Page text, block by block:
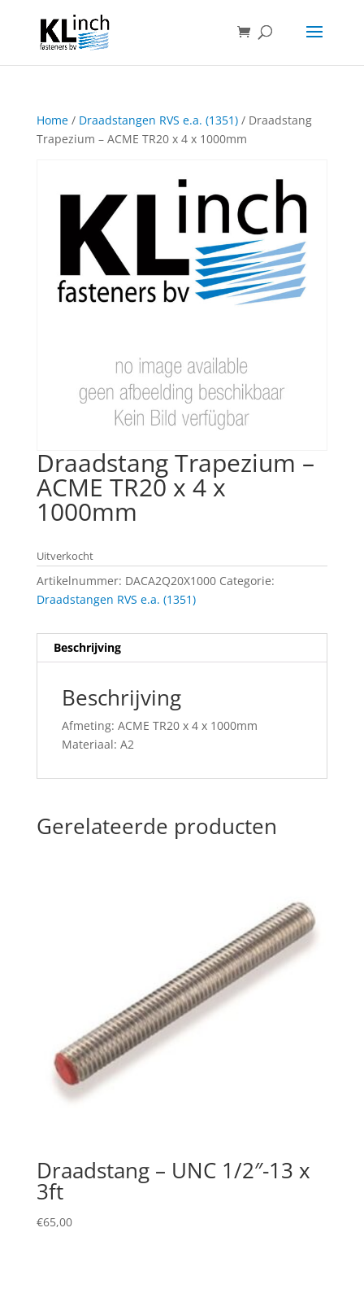
Home/ Draadstangen RVS e.a. (1351)/ Draadstang
Trapezium – ACME TR20 x 4 x 1000mm
Draadstang Trapezium –
ACME TR20 x 4 x
1000mm
Uitverkocht
Artikelnummer: DACA2Q20X1000 Categorie:
Draadstangen RVS e.a. (1351)
Beschrijving
Beschrijving
Afmeting: ACME TR20 x 4 x 1000mm
Materiaal: A2
Gerelateerde producten
Draadstang – UNC 1/2″-13 x
3ft
€65,00